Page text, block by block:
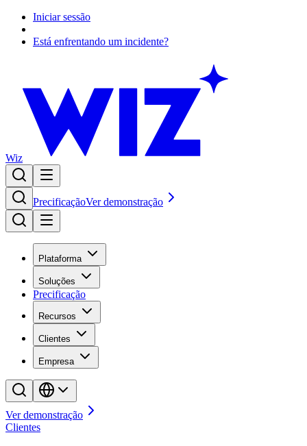
Iniciar sessão
Está enfrentando um incidente?
Wiz
PrecificaçãoVer demonstração
Plataforma
Soluções
Precificação
Recursos
Clientes
Empresa
Ver demonstração
Clientes